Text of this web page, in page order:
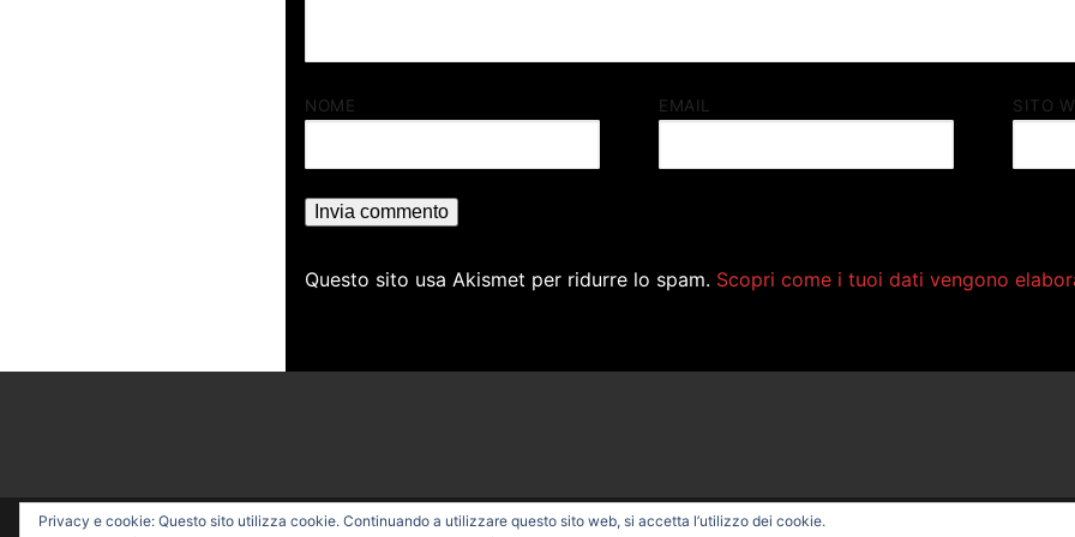
NOME EMAIL SITO
Questo sito usa Akismet per ridurre lo spam. Scopri come i tuoi dati vengono
Privacy e cookie: Questo sito utilizza cookie. Continuando a utilizzare questo sito web, si accetta l’utilizzo dei cookie.